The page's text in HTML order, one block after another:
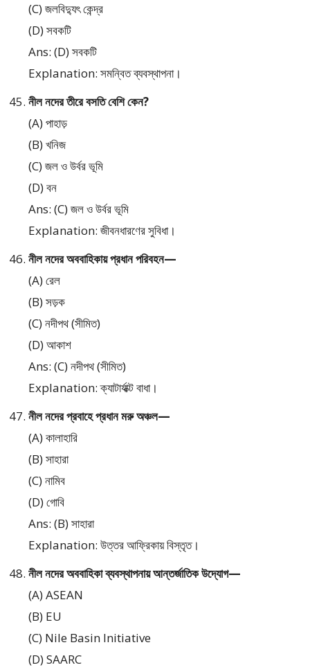
(C) জলবিদ্যুৎ কেন্দ্র
(D) সবকটি
Ans: (D) সবকটি
Explanation: সমন্বিত ব্যবস্থাপনা।
নীল নদের তীরে বসতি বেশি কেন?
(A) পাহাড়
(B) খনিজ
(C) জল ও উর্বর ভূমি
(D) বন
Ans: (C) জল ও উর্বর ভূমি
Explanation: জীবনধারণের সুবিধা।
নীল নদের অববাহিকায় প্রধান পরিবহন—
(A) রেল
(B) সড়ক
(C) নদীপথ (সীমিত)
(D) আকাশ
Ans: (C) নদীপথ (সীমিত)
Explanation: ক্যাটার্যাক্ট বাধা।
নীল নদের প্রবাহে প্রধান মরু অঞ্চল—
(A) কালাহারি
(B) সাহারা
(C) নামিব
(D) গোবি
Ans: (B) সাহারা
Explanation: উত্তর আফ্রিকায় বিস্তৃত।
নীল নদের অববাহিকা ব্যবস্থাপনায় আন্তর্জাতিক উদ্যোগ—
(A) ASEAN
(B) EU
(C) Nile Basin Initiative
(D) SAARC